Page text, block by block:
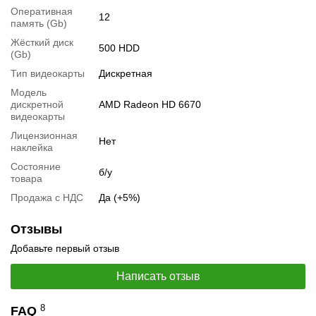
Спецификация процессора:
Тестирование процессора:
Спецификация видеокарты:
Тестирование видеокарты:
Видеообзоры
📧Запрос оптовой цены
Отслеживать в Instagram
Оперативная
память (Gb)
12
Жёсткий диск
(Gb)
500 HDD
Тип видеокарты
Дискретная
Модель
дискретной
видеокарты
AMD Radeon HD 6670
Лицензионная
наклейка
Нет
Состояние
товара
б/у
Продажа с НДС Да (+5%)
Отзывы
Добавьте первый отзыв
Написать отзыв
FAQ 8